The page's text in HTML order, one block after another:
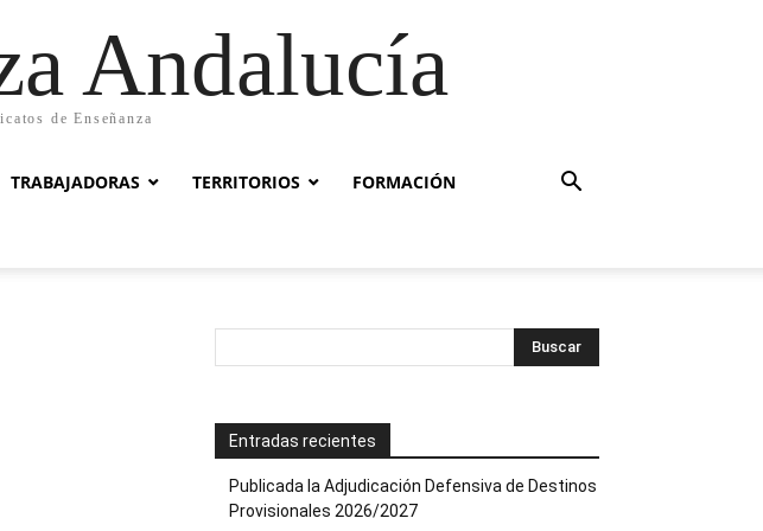
Andalucía
de Enseñanza
TRABAJADORAS TERRITORIOS FORMACIÓN
Entradas recientes
Publicada la Adjudicación Defensiva de Destinos
Provisionales 2026/2027